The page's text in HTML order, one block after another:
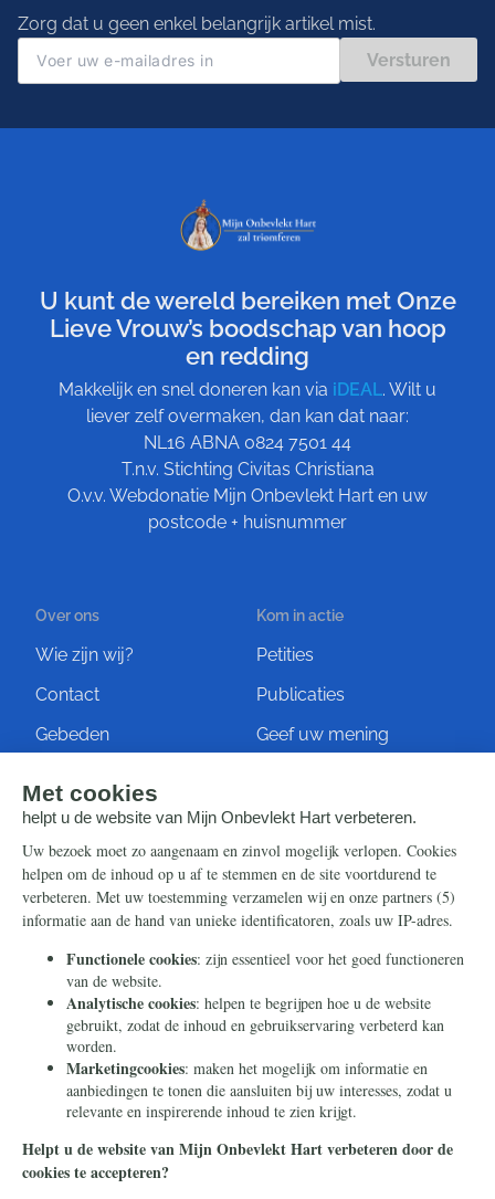
Zorg dat u geen enkel belangrijk artikel mist.
Versturen
U kunt de wereld bereiken met Onze
Lieve Vrouw’s boodschap van hoop
en redding
Makkelijk en snel doneren kan via iDEAL. Wilt u
liever zelf overmaken, dan kan dat naar:
NL16 ABNA 0824 7501 44
T.n.v. Stichting Civitas Christiana
O.v.v. Webdonatie Mijn Onbevlekt Hart en uw
postcode + huisnummer
Over ons
Wie zijn wij?
Contact
Gebeden
Kom in actie
Petities
Publicaties
Geef uw mening
Steun ons
Nieuwsbrief
Eenmalig
Maandelijks
Periodiek
Nalaten
Zelf overschrijven
Info
Contact
Ontvang onze Telegram-
berichten